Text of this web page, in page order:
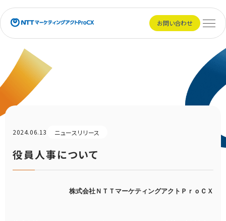
NTTマーケティングアクトProCX お問い合わせ
メニ
2024.06.13 ニュースリリース
役員人事について
株式会社ＮＴＴマーケティングアクトＰｒｏＣＸ